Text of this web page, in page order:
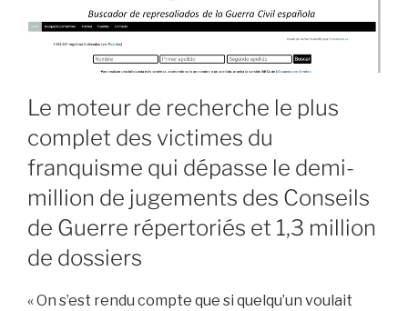
Le moteur de recherche le plus
complet des victimes du
franquisme qui dépasse le demi-
million de jugements des Conseils
de Guerre répertoriés et 1,3 million
de dossiers
« On s’est rendu compte que si quelqu’un voulait